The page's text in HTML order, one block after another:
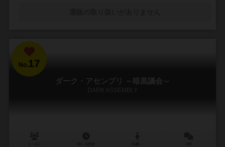
No.17
ダーク・アセンブリ ～暗黒議会～
DARK ASSEMBLY